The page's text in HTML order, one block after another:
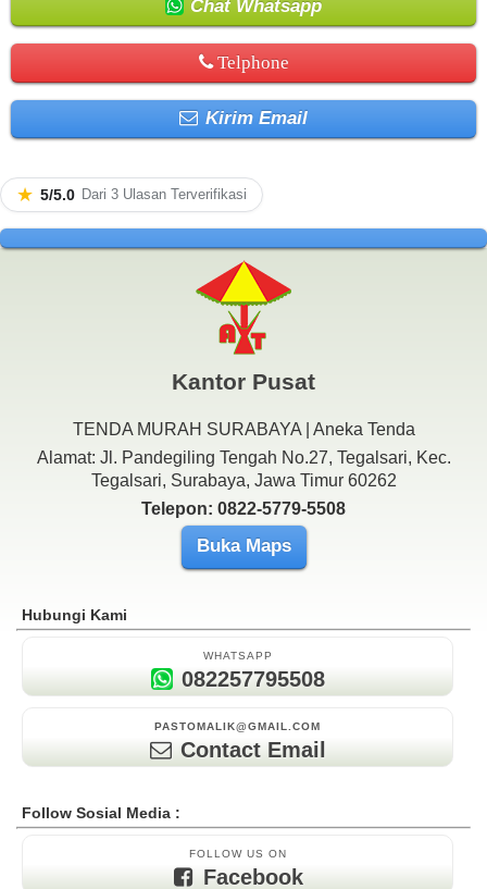
Chat Whatsapp
Telphone
Kirim Email
★ 5/5.0 Dari 3 Ulasan Terverifikasi
Kantor Pusat
TENDA MURAH SURABAYA | Aneka Tenda
Alamat: Jl. Pandegiling Tengah No.27, Tegalsari, Kec.
Tegalsari, Surabaya, Jawa Timur 60262
Telepon: 0822-5779-5508
Buka Maps
Hubungi Kami
WHATSAPP
082257795508
PASTOMALIK@GMAIL.COM
Contact Email
Follow Sosial Media :
FOLLOW US ON
Facebook